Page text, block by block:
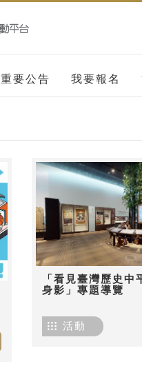
重要公告 我要報名
「看見臺灣歷史中
身影」專題導覽
活動